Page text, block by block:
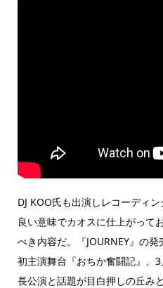
DJ KOO氏も出演しレコーディ
良い意味でカオスに仕上がって
べき内容だ。『JOURNEY』の
初主演舞台『おちか奮闘記』、
長公演と話題が目白押しの丘み